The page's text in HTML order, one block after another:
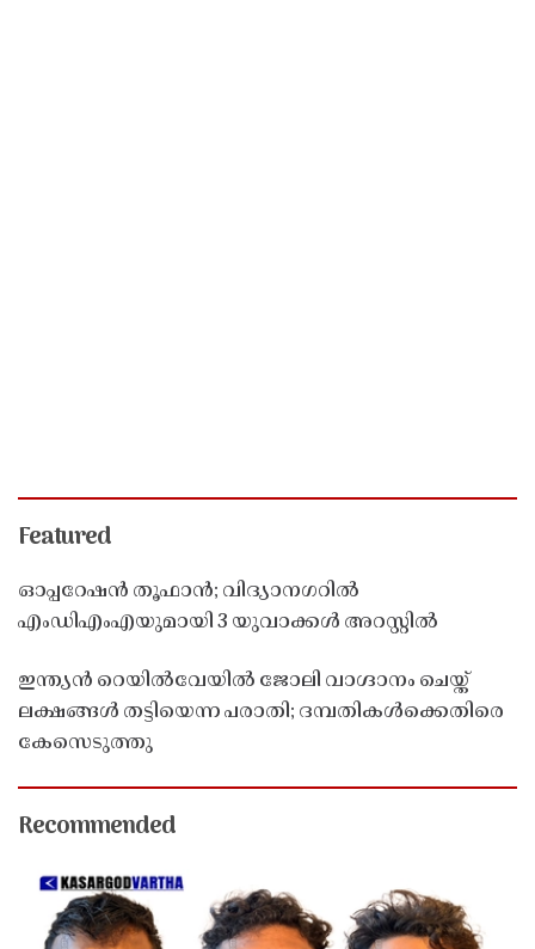
Featured
ഓപ്പറേഷൻ തൂഫാൻ; വിദ്യാനഗറിൽ
എംഡിഎംഎയുമായി 3 യുവാക്കൾ അറസ്റ്റിൽ
ഇന്ത്യൻ റെയിൽവേയിൽ ജോലി വാഗ്ദാനം ചെയ്ത്
ലക്ഷങ്ങൾ തട്ടിയെന്ന പരാതി; ദമ്പതികൾക്കെതിരെ
കേസെടുത്തു
Recommended